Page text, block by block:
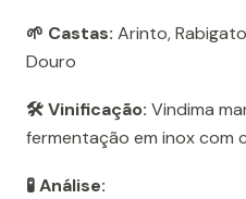
🌱 Castas: Arinto,
Douro
🛠️ Vinificação: Vindima
fermentação em inox com
🧪 Análise: